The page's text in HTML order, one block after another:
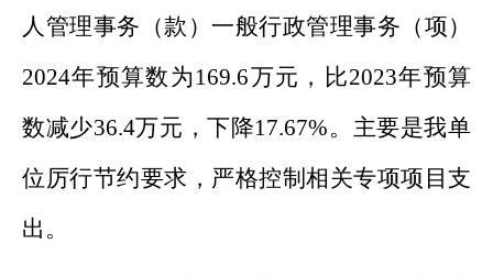
人管理事务 （款） 一般行政管理事务 （项）
2024年预算数为 169.6万元，比2023年预算
数减少36.4万元，下降17.67%。主要是我单
位厉行节约要求，严格控制相关专项项目支
出。